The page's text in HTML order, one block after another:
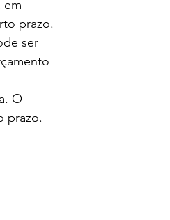
em
prazo.
ser
O
prazo.